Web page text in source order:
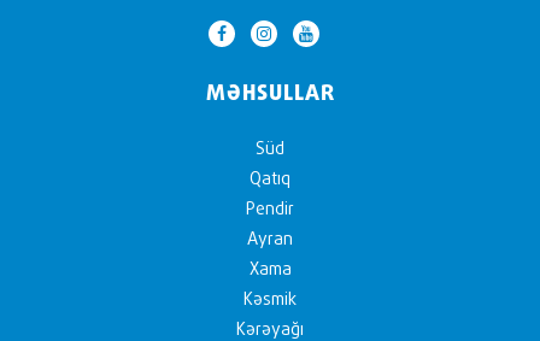
MƏHSULLAR
Süd
Qatıq
Pendir
Ayran
Xama
Kəsmik
Kərəyağı